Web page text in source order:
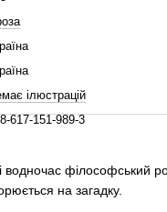
ілюстрацій
617-151-989-3
філософський
на загадку.